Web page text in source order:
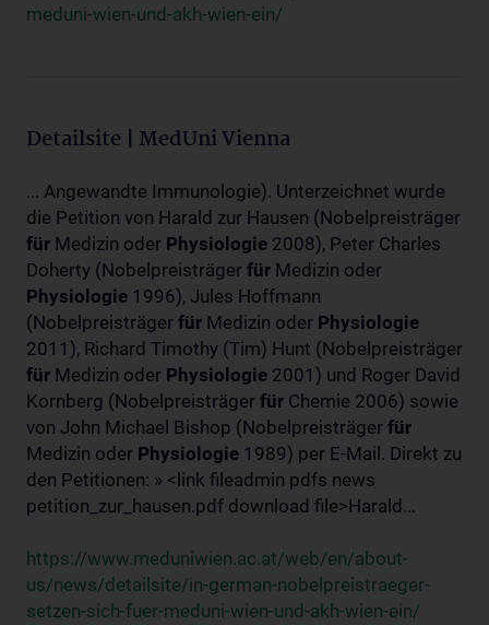
meduni-wien-und-akh-wien-ein/
Detailsite | MedUni Vienna
... Angewandte Immunologie). Unterzeichnet wurde
die Petition von Harald zur Hausen (Nobelpreisträger
für Medizin oder Physiologie 2008), Peter Charles
Doherty (Nobelpreisträger für Medizin oder
Physiologie 1996), Jules Hoffmann
(Nobelpreisträger für Medizin oder Physiologie
2011), Richard Timothy (Tim) Hunt (Nobelpreisträger
für Medizin oder Physiologie 2001) und Roger David
Kornberg (Nobelpreisträger für Chemie 2006) sowie
von John Michael Bishop (Nobelpreisträger für
Medizin oder Physiologie 1989) per E-Mail. Direkt zu
den Petitionen: » <link fileadmin pdfs news
petition_zur_hausen.pdf download file>Harald...
https://www.meduniwien.ac.at/web/en/about-
us/news/detailsite/in-german-nobelpreistraeger-
setzen-sich-fuer-meduni-wien-und-akh-wien-ein/